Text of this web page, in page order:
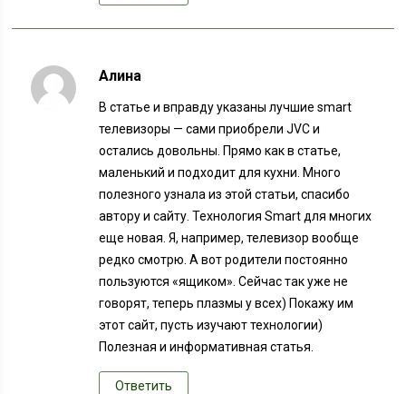
Алина
В статье и вправду указаны лучшие smart
телевизоры — сами приобрели JVC и
остались довольны. Прямо как в статье,
маленький и подходит для кухни. Много
полезного узнала из этой статьи, спасибо
автору и сайту. Технология Smart для многих
еще новая. Я, например, телевизор вообще
редко смотрю. А вот родители постоянно
пользуются «ящиком». Сейчас так уже не
говорят, теперь плазмы у всех) Покажу им
этот сайт, пусть изучают технологии)
Полезная и информативная статья.
Ответить